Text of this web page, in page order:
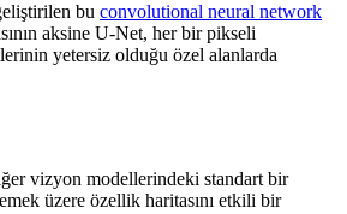
bu convolutional neural network
aksine U-Net, her bir pikseli
yetersiz olduğu özel alanlarda
vizyon modellerindeki standart bir
üzere özellik haritasını etkili bir